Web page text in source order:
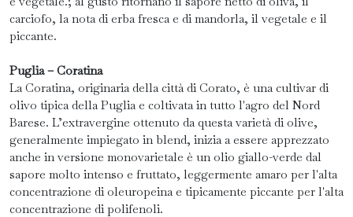
carciofo, la nota di erba fresca e di mandorla, il vegetale e il
piccante.
Puglia – Coratina
La Coratina, originaria della città di Corato, è una cultivar di
olivo tipica della Puglia e coltivata in tutto l'agro del Nord
Barese. L’extravergine ottenuto da questa varietà di olive,
generalmente impiegato in blend, inizia a essere apprezzato
anche in versione monovarietale è un olio giallo-verde dal
sapore molto intenso e fruttato, leggermente amaro per l'alta
concentrazione di oleuropeina e tipicamente piccante per l'alta
concentrazione di polifenoli.